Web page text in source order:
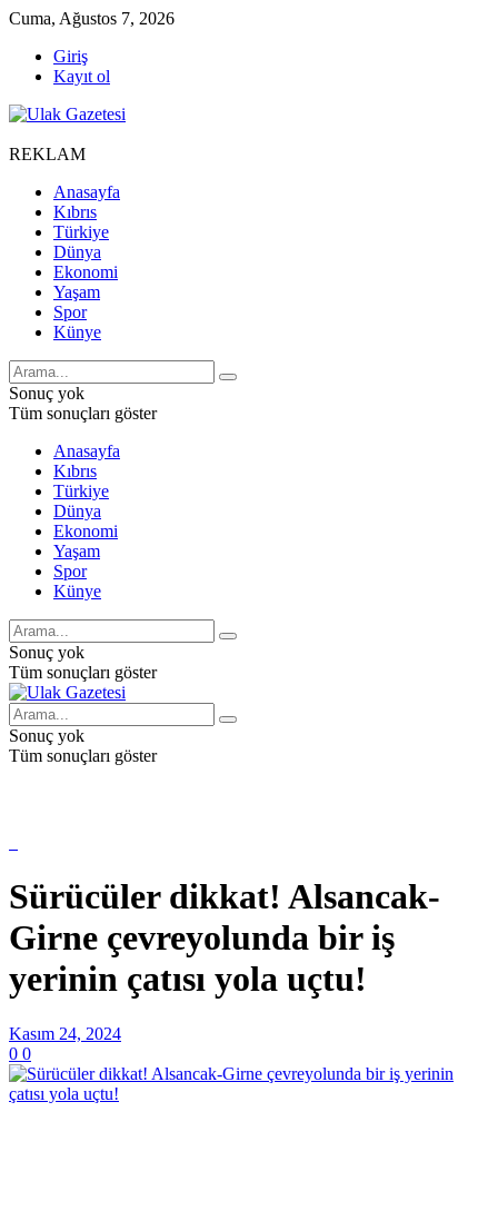
Cuma, Ağustos 7, 2026
Giriş
Kayıt ol
REKLAM
Anasayfa
Kıbrıs
Türkiye
Dünya
Ekonomi
Yaşam
Spor
Künye
Sonuç yok
Tüm sonuçları göster
Anasayfa
Kıbrıs
Türkiye
Dünya
Ekonomi
Yaşam
Spor
Künye
Sonuç yok
Tüm sonuçları göster
Sonuç yok
Tüm sonuçları göster
Sürücüler dikkat! Alsancak-
Girne çevreyolunda bir iş
yerinin çatısı yola uçtu!
Kasım 24, 2024
0 0